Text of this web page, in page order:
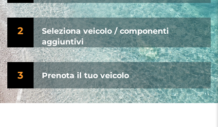
2
Seleziona veicolo / componenti
aggiuntivi
3 Prenota il tuo veicolo